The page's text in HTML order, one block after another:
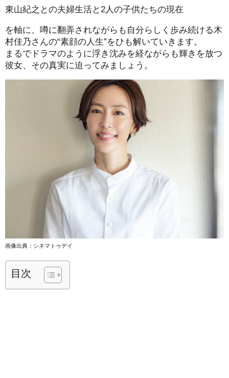
東山紀之との夫婦生活と2人の子供たちの現在
を軸に、噂に翻弄されながらも自分らしく歩み続ける木
村佳乃さんの“素顔の人生”をひも解いていきます。
まるでドラマのように浮き沈みを経ながらも輝きを放つ
彼女、その真実に迫ってみましょう。
画像出典：シネマトゥデイ
目次